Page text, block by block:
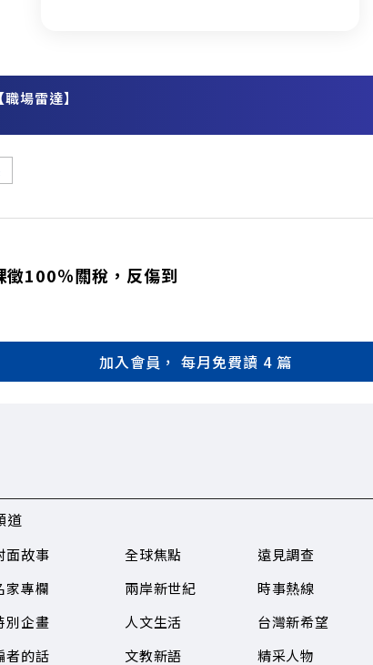
場雷達】
徵100％關稅，反傷到
加入會員， 每月免費讀 4 篇
道
面故事
家專欄
別企畫
者的話
全球焦點
兩岸新世紀
人文生活
文教新語
遠見調查
時事熱線
台灣新希望
精采人物